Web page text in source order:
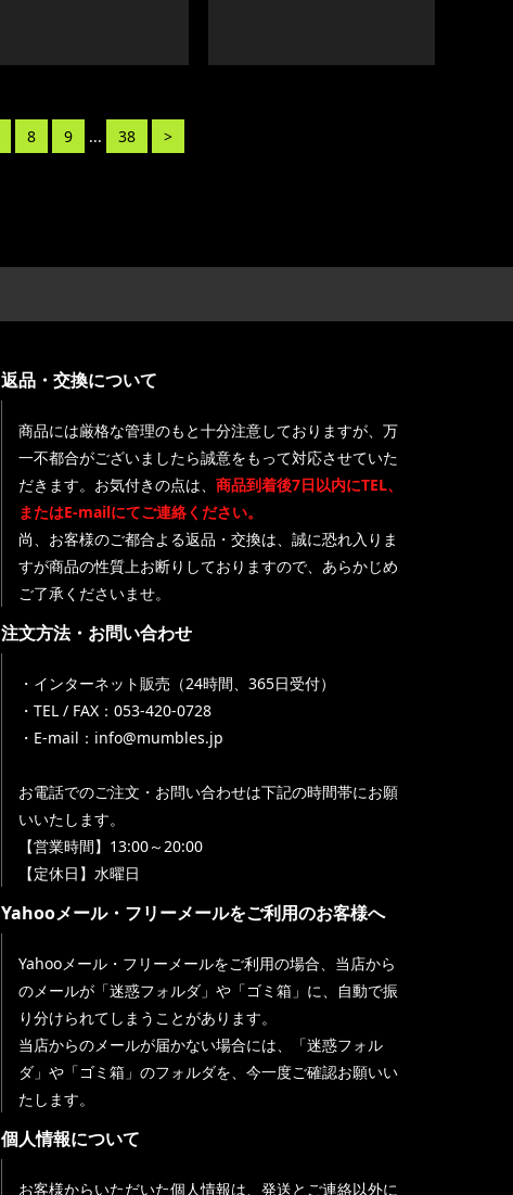
8 9 ... 38 >
返品・交換について
商品には厳格な管理のもと十分注意しておりますが、万
一不都合がございましたら誠意をもって対応させていた
だきます。お気付きの点は、 商品到着後7日以内にTEL、
またはE-mailにてご連絡ください。
尚、お客様のご都合よる返品・交換は、誠に恐れ入りま
すが商品の性質上お断りしておりますので、あらかじめ
ご了承くださいませ。
注文方法・お問い合わせ
・インターネット販売（24時間、365日受付）
・TEL / FAX：053-420-0728
・E-mail：info@mumbles.jp
お電話でのご注文・お問い合わせは下記の時間帯にお願
いいたします。
【営業時間】13:00～20:00
【定休日】水曜日
Yahooメール・フリーメールをご利用のお客様へ
Yahooメール・フリーメールをご利用の場合、当店から
のメールが「迷惑フォルダ」や「ゴミ箱」に、自動で振
り分けられてしまうことがあります。
当店からのメールが届かない場合には、「迷惑フォル
ダ」や「ゴミ箱」のフォルダを、今一度ご確認お願いい
たします。
個人情報について
お客様からいただいた個人情報は、発送とご連絡以外に